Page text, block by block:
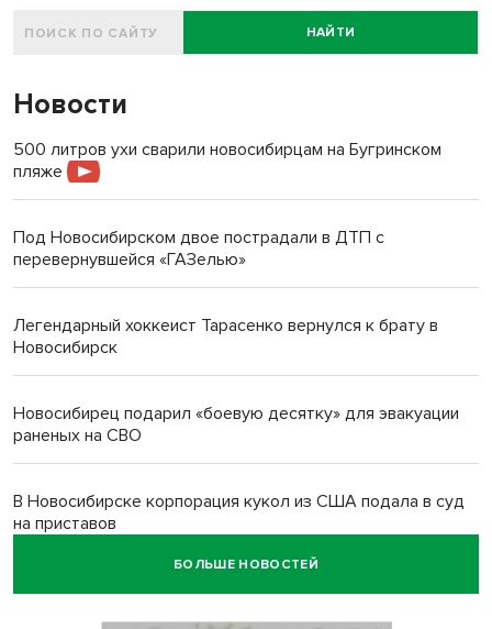
НАЙТИ
Новости
500 литров ухи сварили новосибирцам на Бугринском
пляже
Под Новосибирском двое пострадали в ДТП с
перевернувшейся «ГАЗелью»
Легендарный хоккеист Тарасенко вернулся к брату в
Новосибирск
Новосибирец подарил «боевую десятку» для эвакуации
раненых на СВО
В Новосибирске корпорация кукол из США подала в суд
на приставов
БОЛЬШЕ НОВОСТЕЙ